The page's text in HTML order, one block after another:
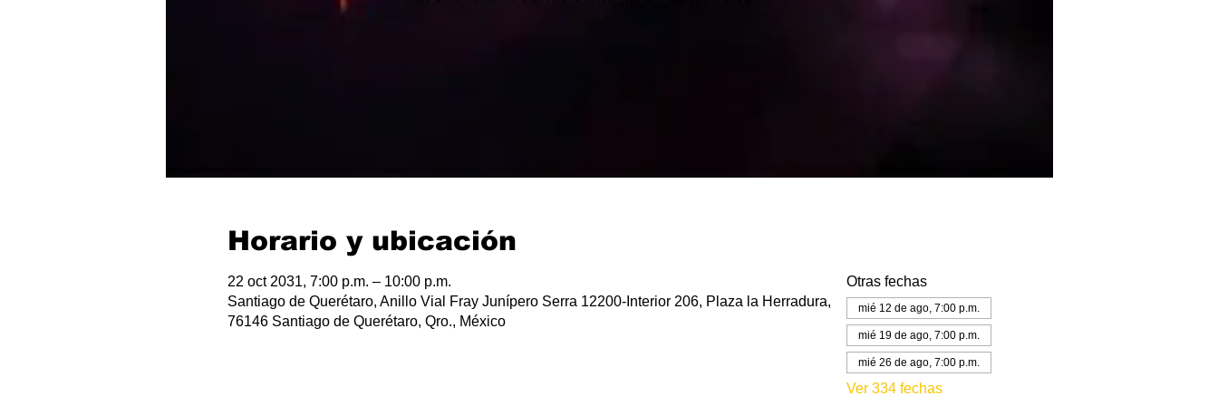
Horario y ubicación
22 oct 2031, 7:00 p.m. – 10:00 p.m.
Santiago de Querétaro, Anillo Vial Fray Junípero Serra 12200-Interior 206, Plaza la Herradura,
76146 Santiago de Querétaro, Qro., México
Otras fechas
mié 12 de ago, 7:00 p.m.
mié 19 de ago, 7:00 p.m.
mié 26 de ago, 7:00 p.m.
Ver 334 fechas